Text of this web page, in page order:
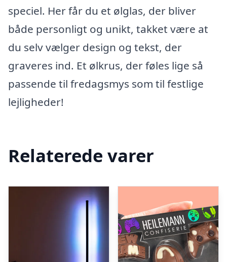
speciel. Her får du et ølglas, der bliver
både personligt og unikt, takket være at
du selv vælger design og tekst, der
graveres ind. Et ølkrus, der føles lige så
passende til fredagsmys som til festlige
lejligheder!
Relaterede varer